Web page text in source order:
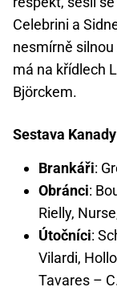
Celebrini a
nesmírně
má na křídlech
Björckem.
Sestava
Brankáři:
Obránci:
Rielly,
Útočníci:
Vilardi,
Tavares –